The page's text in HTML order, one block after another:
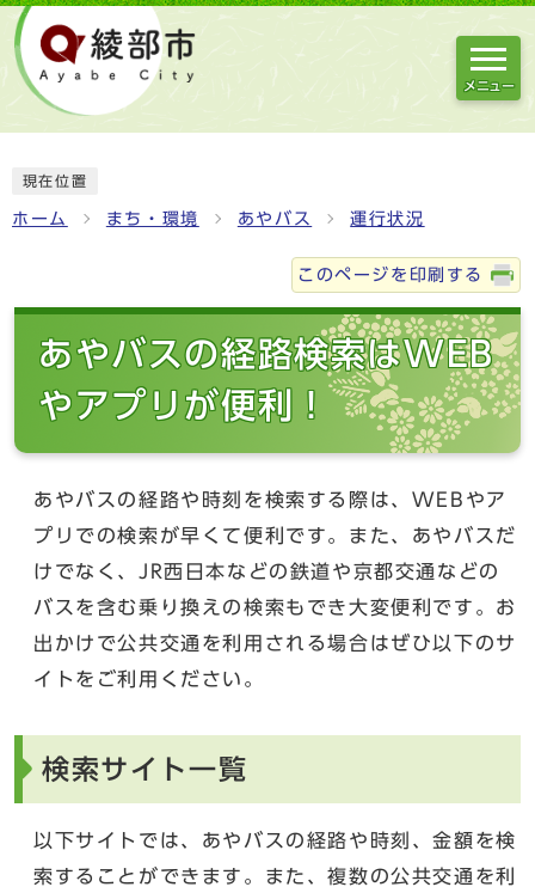
メニュー
現在位置
ホーム まち・環境 あやバス 運行状況
このページを印刷する
あやバスの経路検索はWEB
やアプリが便利！
あやバスの経路や時刻を検索する際は、WEBやア
プリでの検索が早くて便利です。また、あやバスだ
けでなく、JR西日本などの鉄道や京都交通などの
バスを含む乗り換えの検索もでき大変便利です。お
出かけで公共交通を利用される場合はぜひ以下のサ
イトをご利用ください。
検索サイト一覧
以下サイトでは、あやバスの経路や時刻、金額を検
索することができます。また、複数の公共交通を利